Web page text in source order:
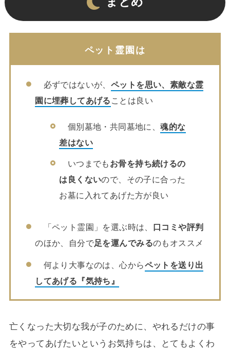
ペット霊園は
必ずではないが、 ペットを思い、素敵な霊
園に埋葬してあげることは良い
個別墓地・共同墓地に、魂的な
差はない
いつまでもお骨を持ち続けるの
は良くないので、その子に合った
お墓に入れてあげた方が良い
「ペット霊園」を選ぶ時は、 口コミや評判
のほか、自分で足を運んでみるのもオススメ
何より大事なのは、心からペットを送り出
してあげる『気持ち』
亡くなった大切な我が子のために、やれるだけの事
をやってあげたいというお気持ちは、とてもよくわ